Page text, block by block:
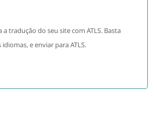
tradução do seu site com ATLS. Basta
e enviar para ATLS.